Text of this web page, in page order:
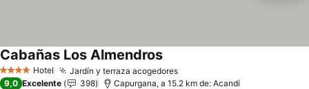
4 EstrellasHotel Jardín y terraza acogedoresVer precios
Cabañas Los AlmendrosVer precios
9,0 Excelente 398 Capurgana, a 15.2 km de: Acandí